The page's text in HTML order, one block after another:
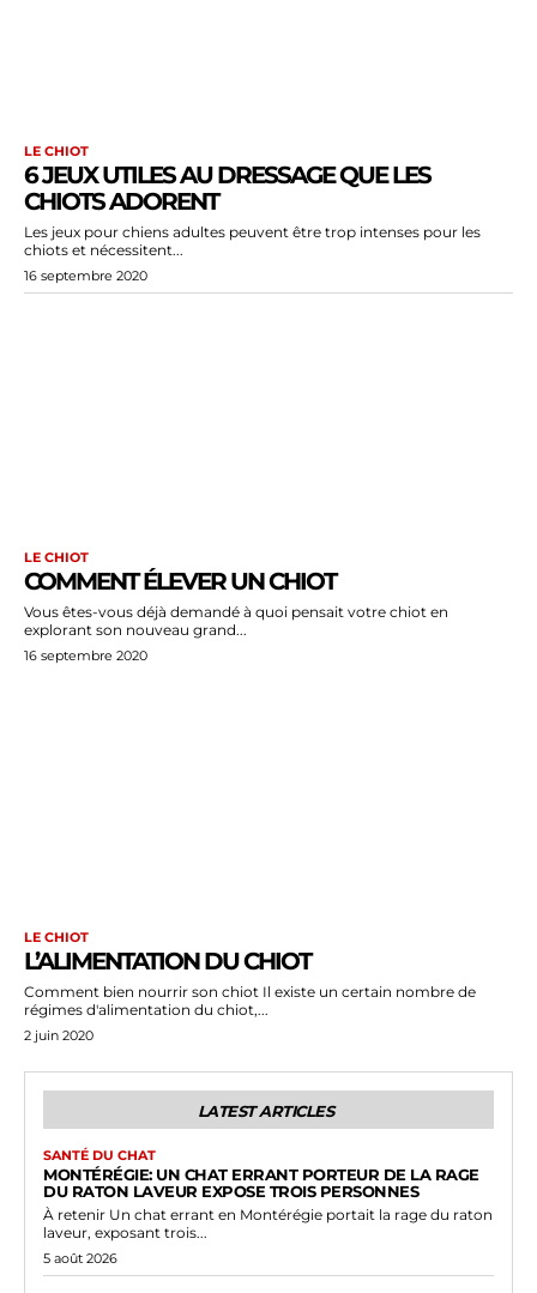
LE CHIOT
6 JEUX UTILES AU DRESSAGE QUE LES
CHIOTS ADORENT
Les jeux pour chiens adultes peuvent être trop intenses pour les
chiots et nécessitent...
16 septembre 2020
LE CHIOT
COMMENT ÉLEVER UN CHIOT
Vous êtes-vous déjà demandé à quoi pensait votre chiot en
explorant son nouveau grand...
16 septembre 2020
LE CHIOT
L’ALIMENTATION DU CHIOT
Comment bien nourrir son chiot Il existe un certain nombre de
régimes d'alimentation du chiot,...
2 juin 2020
LATEST ARTICLES
SANTÉ DU CHAT
MONTÉRÉGIE: UN CHAT ERRANT PORTEUR DE LA RAGE
DU RATON LAVEUR EXPOSE TROIS PERSONNES
À retenir Un chat errant en Montérégie portait la rage du raton
laveur, exposant trois...
5 août 2026